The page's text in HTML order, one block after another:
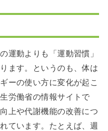
運動よりも「運動習慣」
ます。というのも、体は
ーの使い方に変化が起こ
労働省の情報サイトで
上や代謝機能の改善につ
ています。たとえば、週